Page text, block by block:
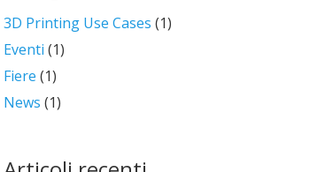
3D Printing Use Cases (1)
Eventi (1)
Fiere (1)
News (1)